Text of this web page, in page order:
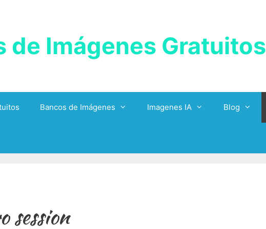
de Imágenes Gratuitos
Bancos de Imágenes Imagenes IA Blog
session